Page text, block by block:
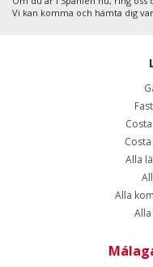
Vi kan komma och hämta dig
Alla
Alla